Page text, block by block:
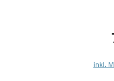
inkl.